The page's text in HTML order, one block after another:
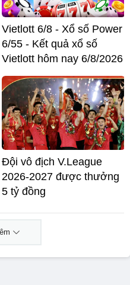
Vietlott 6/8 - Xổ số Power
6/55 - Kết quả xổ số
Vietlott hôm nay 6/8/2026
Đội vô địch V.League
2026-2027 được thưởng
5 tỷ đồng